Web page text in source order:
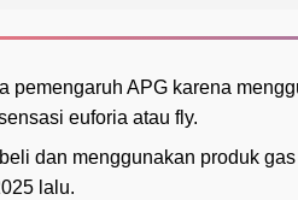
pemengaruh APG karena
euforia atau fly.
dan menggunakan produk
lalu.